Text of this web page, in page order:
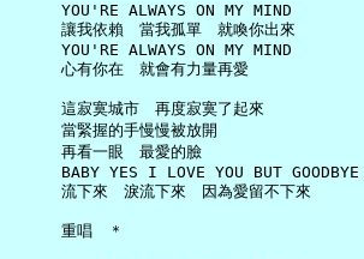
     YOU'RE ALWAYS ON MY MIND
     讓我依賴　當我孤單　就喚你出來
     YOU'RE ALWAYS ON MY MIND
     心有你在　就會有力量再愛
     這寂寞城市　再度寂寞了起來
     當緊握的手慢慢被放開
     再看一眼　最愛的臉
     BABY YES I LOVE YOU BUT GOODBYE
     流下來　淚流下來　因為愛留不下來
     重唱　＊